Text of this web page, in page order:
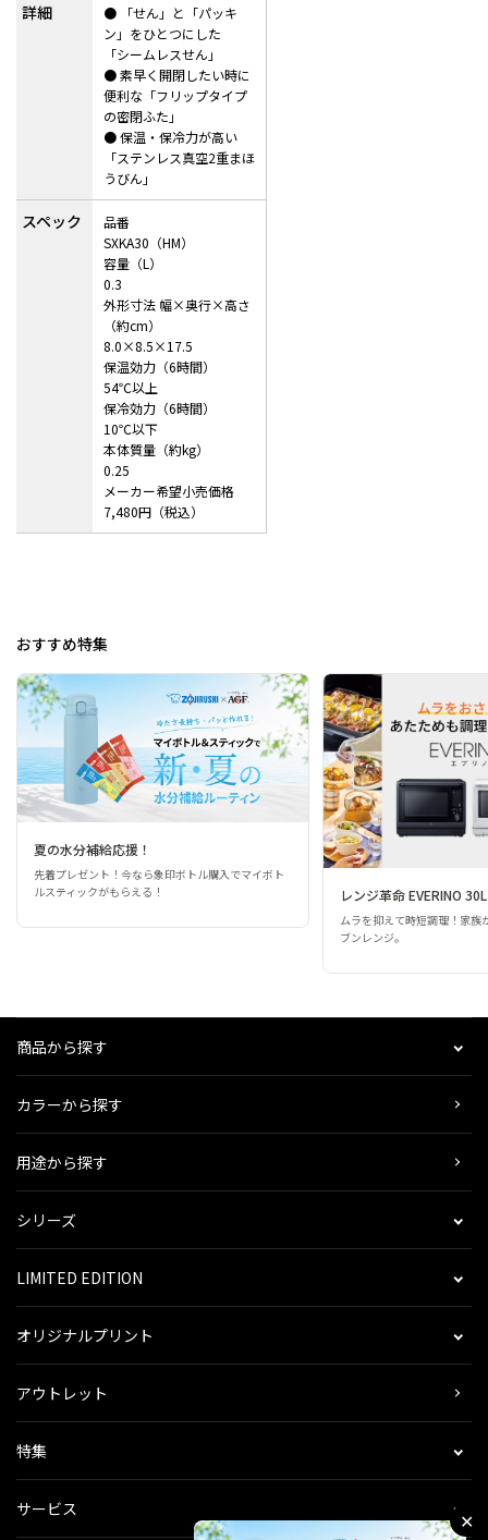
詳細
スペック
● 「せん」と「パッキ
ン」をひとつにした
「シームレスせん」
● 素早く開閉したい時に
便利な「フリップタイプ
の密閉ふた」
● 保温・保冷力が高い
「ステンレス真空2重まほ
うびん」
品番
SXKA30（HM）
容量（L）
0.3
外形寸法 幅×奥行×高さ
（約cm）
8.0×8.5×17.5
保温効力（6時間）
54℃以上
保冷効力（6時間）
10℃以下
本体質量（約kg）
0.25
メーカー希望小売価格
7,480円（税込）
おすすめ特集
夏の水分補給応援！
先着プレゼント！今なら象印ボトル購入でマイボト
ルスティックがもらえる！
レンジ革命 EVERINO 30L
ムラを抑えて時短調理！家族
ブンレンジ。
商品から探す
カラーから探す
用途から探す
シリーズ
LIMITED EDITION
オリジナルプリント
アウトレット
特集
サービス ✕